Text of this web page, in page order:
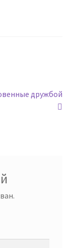
дружбой